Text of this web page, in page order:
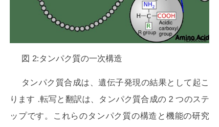
図 2:タンパク質の一次構造
タンパク質合成は、遺伝子発現の結果として起こ
ります .転写と翻訳は、タンパク質合成の 2 つのステ
ップです。これらのタンパク質の構造と機能の研究